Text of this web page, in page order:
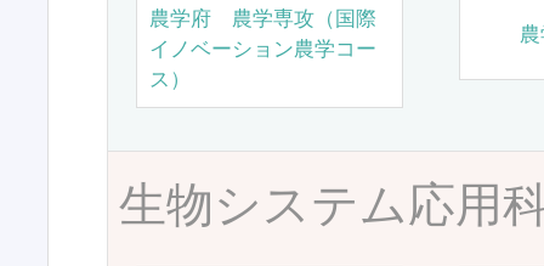
農学府 農学専攻（国際
イノベーション農学コー
ス）
生物システム応用